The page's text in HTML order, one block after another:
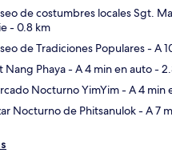
de costumbres locales Sgt.
- 0.8 km
de Tradiciones Populares- A
Nang Phaya- A 4 min en auto-
Nocturno YimYim- A 4 min
Nocturno de Phitsanulok- A 7